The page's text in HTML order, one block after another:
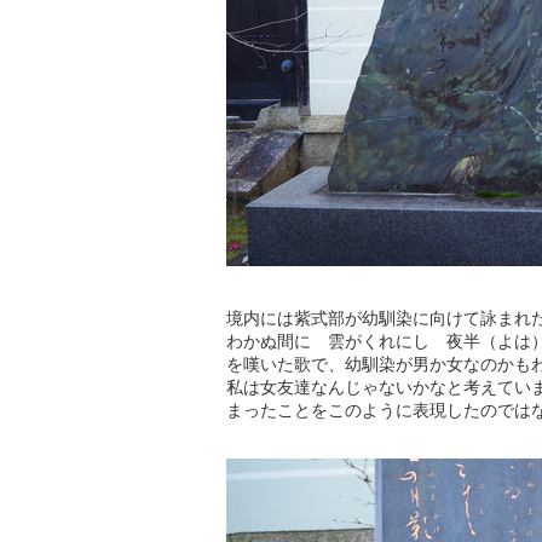
境内には紫式部が幼馴染に向けて詠ま
わかぬ間に 雲がくれにし 夜半（よは
を嘆いた歌で、幼馴染が男か女なのかも
私は女友達なんじゃないかなと考えてい
まったことをこのように表現したのでは